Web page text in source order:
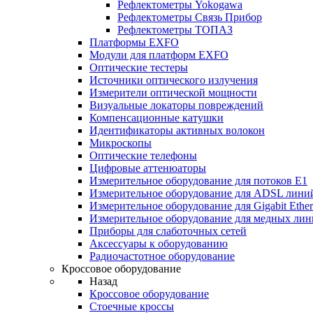
Рефлектометры Yokogawa
Рефлектометры Связь Прибор
Рефлектометры ТОПАЗ
Платформы EXFO
Модули для платформ EXFO
Оптические тестеры
Источники оптического излучения
Измерители оптической мощности
Визуальные локаторы повреждений
Компенсационные катушки
Идентификаторы активных волокон
Микроскопы
Оптические телефоны
Цифровые аттенюаторы
Измерительное оборудование для потоков Е1
Измерительное оборудование для ADSL
Измерительное оборудование для Gigabit
Измерительное оборудование для медных
Приборы для слаботочных сетей
Аксессуары к оборудованию
Радиочастотное оборудование
Кроссовое оборудование
Назад
Кроссовое оборудование
Стоечные кроссы